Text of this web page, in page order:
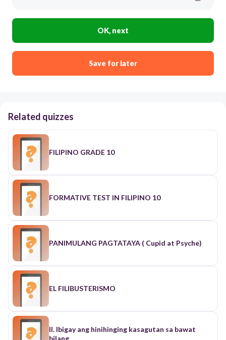
OK, next
Save for later
Related quizzes
FILIPINO GRADE 10
FORMATIVE TEST IN FILIPINO 10
PANIMULANG PAGTATAYA ( Cupid at Psyche)
EL FILIBUSTERISMO
II. Ibigay ang hinihinging kasagutan sa bawat
bilang